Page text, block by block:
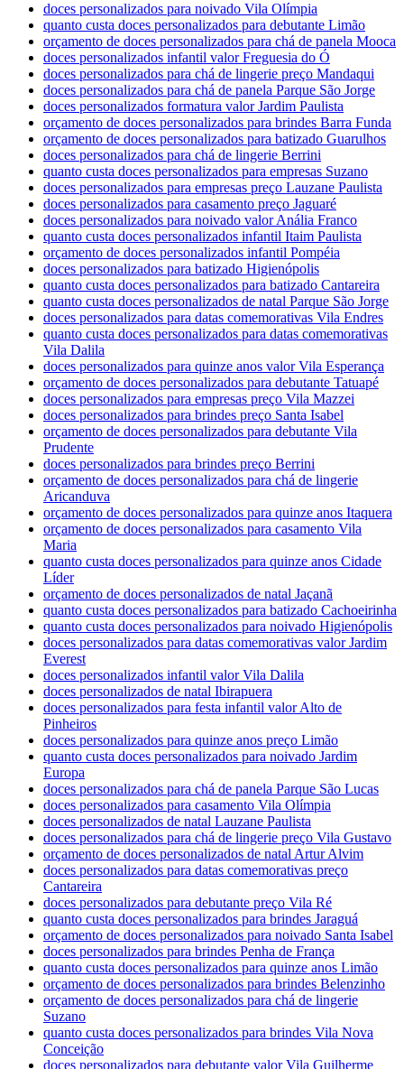
doces personalizados para noivado Vila Olímpia
quanto custa doces personalizados para debutante Limão
orçamento de doces personalizados para chá de panela Mooca
doces personalizados infantil valor Freguesia do Ó
doces personalizados para chá de lingerie preço Mandaqui
doces personalizados para chá de panela Parque São Jorge
doces personalizados formatura valor Jardim Paulista
orçamento de doces personalizados para brindes Barra Funda
orçamento de doces personalizados para batizado Guarulhos
doces personalizados para chá de lingerie Berrini
quanto custa doces personalizados para empresas Suzano
doces personalizados para empresas preço Lauzane Paulista
doces personalizados para casamento preço Jaguaré
doces personalizados para noivado valor Anália Franco
quanto custa doces personalizados infantil Itaim Paulista
orçamento de doces personalizados infantil Pompéia
doces personalizados para batizado Higienópolis
quanto custa doces personalizados para batizado Cantareira
quanto custa doces personalizados de natal Parque São Jorge
doces personalizados para datas comemorativas Vila Endres
quanto custa doces personalizados para datas comemorativas
Vila Dalila
doces personalizados para quinze anos valor Vila Esperança
orçamento de doces personalizados para debutante Tatuapé
doces personalizados para empresas preço Vila Mazzei
doces personalizados para brindes preço Santa Isabel
orçamento de doces personalizados para debutante Vila
Prudente
doces personalizados para brindes preço Berrini
orçamento de doces personalizados para chá de lingerie
Aricanduva
orçamento de doces personalizados para quinze anos Itaquera
orçamento de doces personalizados para casamento Vila
Maria
quanto custa doces personalizados para quinze anos Cidade
Líder
orçamento de doces personalizados de natal Jaçanã
quanto custa doces personalizados para batizado Cachoeirinha
quanto custa doces personalizados para noivado Higienópolis
doces personalizados para datas comemorativas valor Jardim
Everest
doces personalizados infantil valor Vila Dalila
doces personalizados de natal Ibirapuera
doces personalizados para festa infantil valor Alto de
Pinheiros
doces personalizados para quinze anos preço Limão
quanto custa doces personalizados para noivado Jardim
Europa
doces personalizados para chá de panela Parque São Lucas
doces personalizados para casamento Vila Olímpia
doces personalizados de natal Lauzane Paulista
doces personalizados para chá de lingerie preço Vila Gustavo
orçamento de doces personalizados de natal Artur Alvim
doces personalizados para datas comemorativas preço
Cantareira
doces personalizados para debutante preço Vila Ré
quanto custa doces personalizados para brindes Jaraguá
orçamento de doces personalizados para noivado Santa Isabel
doces personalizados para brindes Penha de França
quanto custa doces personalizados para quinze anos Limão
orçamento de doces personalizados para brindes Belenzinho
orçamento de doces personalizados para chá de lingerie
Suzano
quanto custa doces personalizados para brindes Vila Nova
Conceição
doces personalizados para debutante valor Vila Guilherme